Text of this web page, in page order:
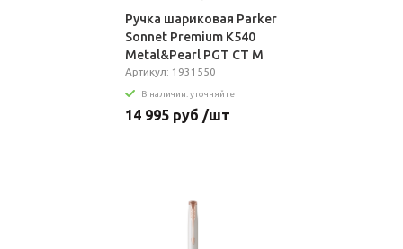
Ручка шариковая Parker
Sonnet Premium K540
Metal&Pearl PGT CT M
черные чернила
подар.кор.
Артикул: 1931550
В наличии: уточняйте
14 995 руб /шт